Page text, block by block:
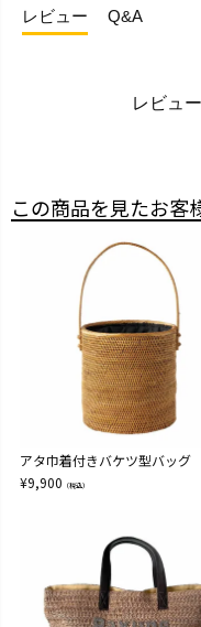
レビュー Q&A
レビュ
この商品を見たお客
アタ巾着付きバケツ型バッグ
¥9,900 （税込）